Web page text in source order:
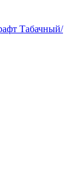
Табачный/